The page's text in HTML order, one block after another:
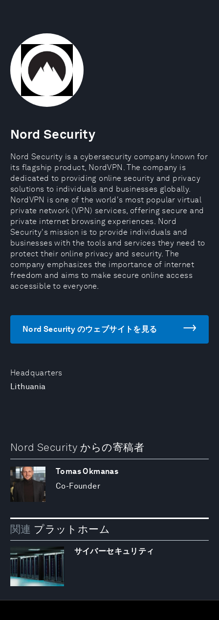
Headquarters
Lithuania
Nord Security
Nord Security is a cybersecurity company known for
its flagship product, NordVPN. The company is
dedicated to providing online security and privacy
solutions to individuals and businesses globally.
NordVPN is one of the world's most popular virtual
private network (VPN) services, offering secure and
private internet browsing experiences. Nord
Security's mission is to provide individuals and
businesses with the tools and services they need to
protect their online privacy and security. The
company emphasizes the importance of internet
freedom and aims to make secure online access
accessible to everyone.
Nord Security のウェブサイトを見る
Nord Security からの寄稿者
Tomas Okmanas
Co-Founder
関連 プラットホーム
サイバーセキュリティ